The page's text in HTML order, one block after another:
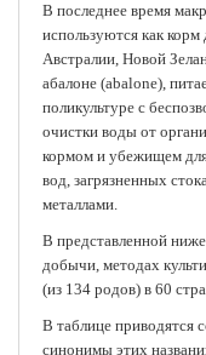
В последнее время
используются как
Австралии, Новой
абалоне (abalone),
поликультуре с
очистки воды от
кормом и убежищем
вод, загрязненных
металлами.
В представленной
добычи, методах
(из 134 родов) в 60
В таблице приводятся
синонимы этих